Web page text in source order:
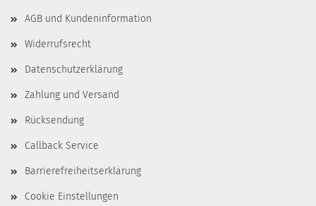
AGB und Kundeninformation
Widerrufsrecht
Datenschutzerklärung
Zahlung und Versand
Rücksendung
Callback Service
Barrierefreiheitserklärung
Cookie Einstellungen